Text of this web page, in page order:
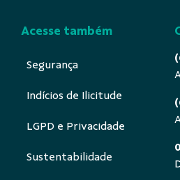
Acesse também
Segurança
Indícios de Ilicitude
LGPD e Privacidade
Sustentabilidade